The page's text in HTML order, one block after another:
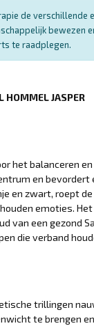
de
bewezen
te raadplegen.
HOMMEL JASPER
het balanceren
en bevordert
en zwart, roept
emoties.
een gezond
die verband
trillingen
te brengen